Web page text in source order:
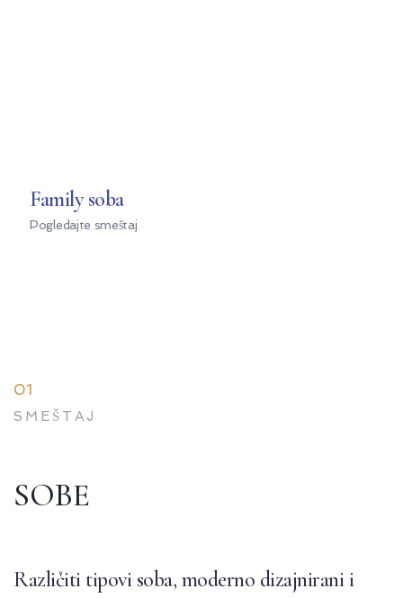
Family soba
Pogledajte smeštaj
01
SMEŠTAJ
SOBE
Različiti tipovi soba, moderno dizajnirani i